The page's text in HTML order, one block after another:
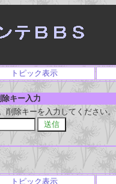
トピック表示
キー入力
削除キーを入力してください。
トピック表示